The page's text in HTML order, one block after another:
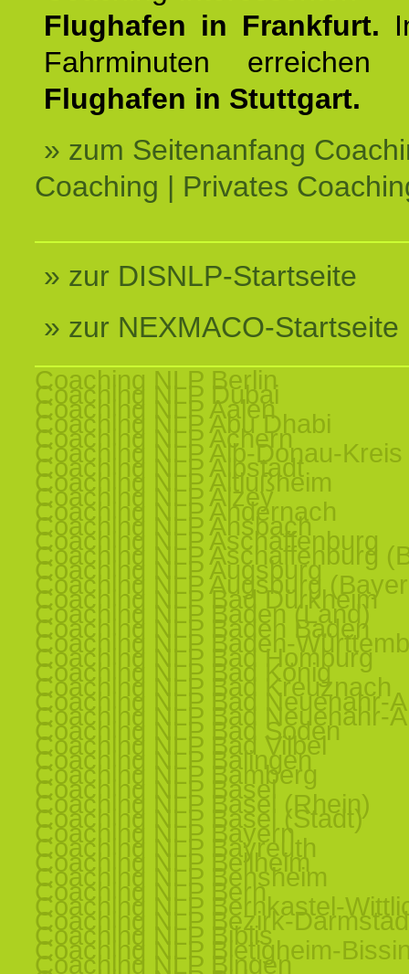
Flughafen in Frankfurt.
Fahrminuten
Flughafen in Stuttgart.
» zum Seitenanfang
Coaching | Privates
» zur DISNLP-Startseite
» zur NEXMACO-Startseite
Coaching NLP Berlin
Coaching NLP Dubai
Coaching NLP Aalen
Coaching NLP Abu Dhabi
Coaching NLP Achern
Coaching NLP Alb-Donau-Kreis
Coaching NLP Albstadt
Coaching NLP Altlußheim
Coaching NLP Alzey
Coaching NLP Andernach
Coaching NLP Ansbach
Coaching NLP Aschaffenburg
Coaching NLP Aschaffenburg
Coaching NLP Augsburg
Coaching NLP Augsburg
Coaching NLP Bad Dürkheim
Coaching NLP Baden (Land)
Coaching NLP Baden Baden
Coaching NLP Baden-
Coaching NLP Bad Homburg
Coaching NLP Bad König
Coaching NLP Bad Kreuznach
Coaching NLP Bad Neuenahr-
Coaching NLP Bad Neuenahr-
Coaching NLP Bad Soden
Coaching NLP Bad Vilbel
Coaching NLP Balingen
Coaching NLP Bamberg
Coaching NLP Basel
Coaching NLP Basel (Rhein)
Coaching NLP Basel (Stadt)
Coaching NLP Bayern
Coaching NLP Bayreuth
Coaching NLP Bellheim
Coaching NLP Bensheim
Coaching NLP Bern
Coaching NLP Bernkastel-
Coaching NLP Bezirk-
Coaching NLP Biblis
Coaching NLP Bietigheim-
Coaching NLP Bingen